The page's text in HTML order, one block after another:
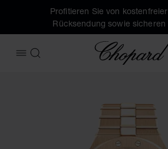
Profitieren Sie von
Rücksendung sowie sicheren
MENÜ ÖFFNEN
SUCHEN